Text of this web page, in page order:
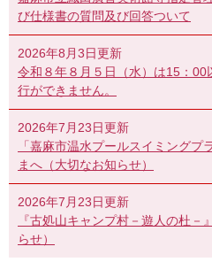
び仕様書の質問及び回答ついて
2026年8月3日更新
令和８年８月５日（水）は15：00
行ができません。
2026年7月23日更新
「嘉麻市温水プールスイミングプ
まへ（大切なお知らせ）
2026年7月23日更新
『古処山キャンプ村－遊人の杜－
らせ）